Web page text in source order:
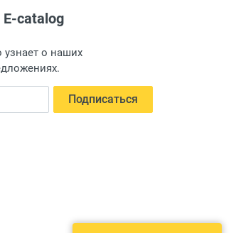
catalog
узнает о наших
Подписаться